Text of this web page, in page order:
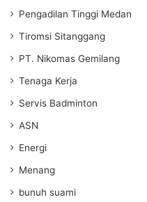
Pengadilan Tinggi Medan
Tiromsi Sitanggang
PT. Nikomas Gemilang
Tenaga Kerja
Servis Badminton
ASN
Energi
Menang
bunuh suami